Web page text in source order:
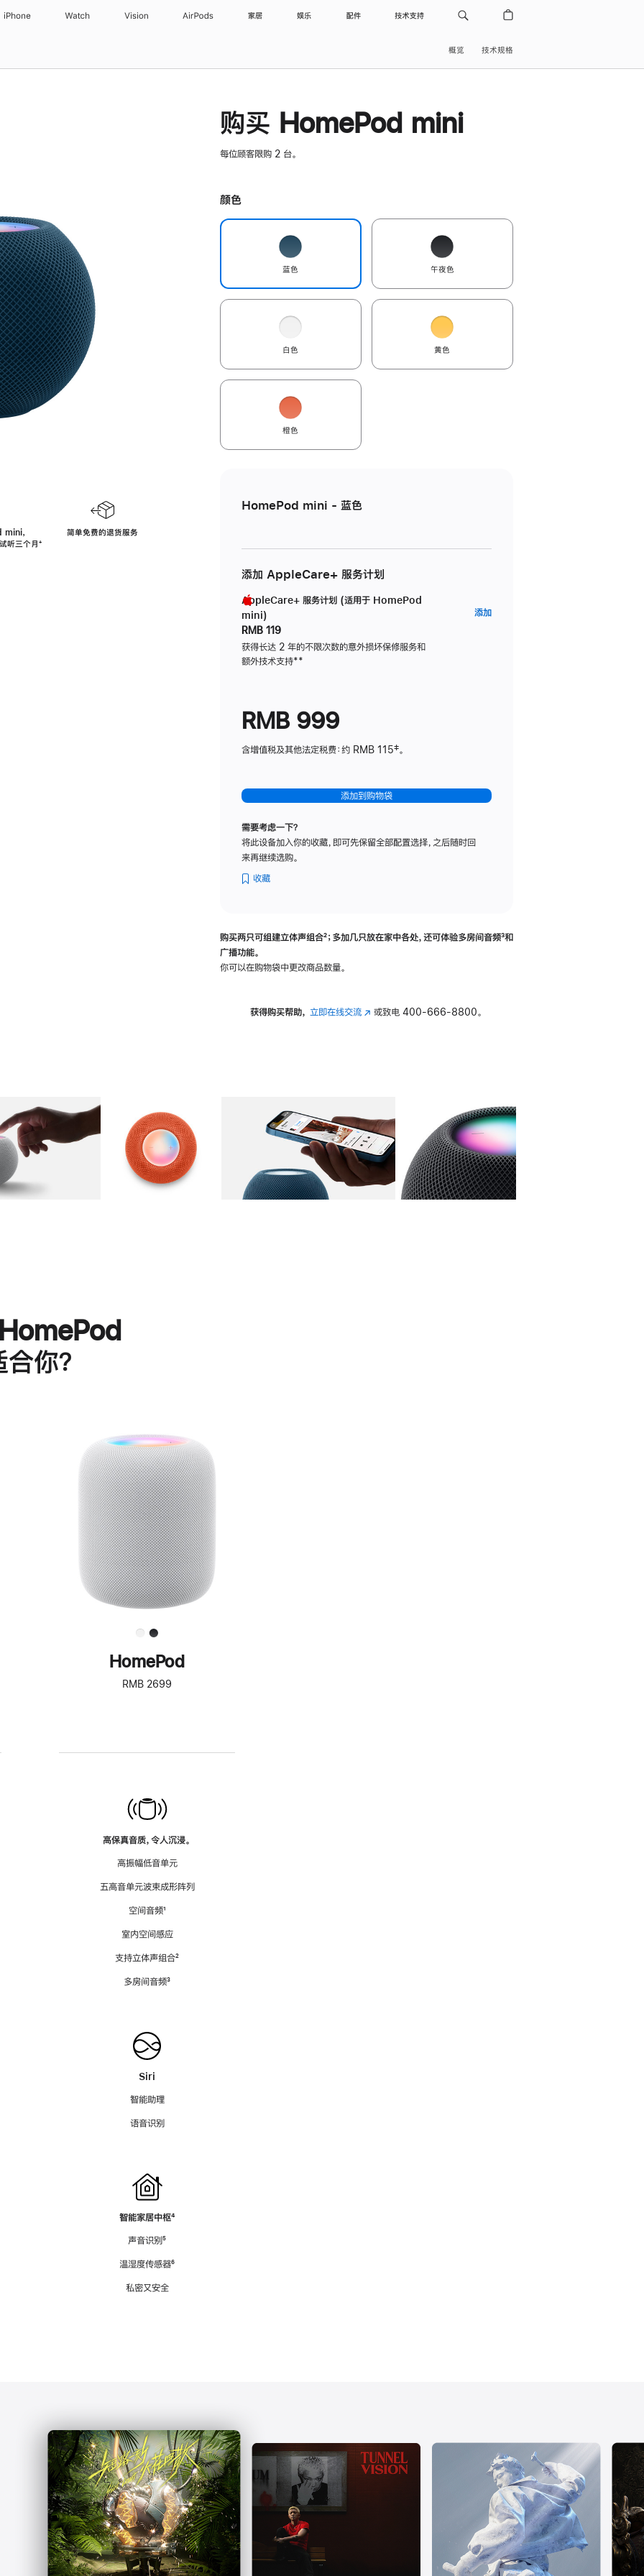
iPhone Watch Vision AirPods 家居 娱乐 配件 技术支持
概览 技术规格
，
听三个月脚
⁺
简单免费的退货服务
购买 HomePod mini
每位顾客限购 2 台。
颜色
蓝色 午夜色
白色 黄色
橙色
HomePod mini - 蓝色
添加 AppleCare+ 服务计划
AppleCare+ 服务计划 (适用于 HomePod
mini)
RMB 119
获得长达 2 年的不限次数的意外损坏保修服务和
额外技术支持脚
**
添加AppleCare+
RMB 999
含增值税及其他法定税费：约 RMB 115‡。
添加到购物袋
需要考虑一下？
将此设备加入你的收藏，即可先保留全部配置选择，之后随时回
来再继续选购。
收藏
购买两只可组建立体声组合脚
²；多加几只放在家中各处，还可体验多‍房‍间音频脚
³和
广播功能。
你可以在购物袋中更改商品数量。
获得购买帮助， 立即在线交流(在 或致电 400-666-8800。
图库 图像 图库 图像 图库 图像 4 图库 图像 5
你？
进
一
步
了
解
HomePod<
HomePod
RMB 2699
高保真音质，令人沉浸。
高振幅低音单元
五高音单元波束成形阵列
空间音频脚
¹
室内空间感应
支持立体声组合脚
²
多房间音频脚
³
Siri
智能助理
语音识别
智能家居中枢脚
⁴
声音识别脚
⁵
温湿度传感器脚
⁶
私密又安全